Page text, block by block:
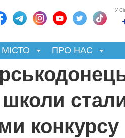
У
МІСТО ПРО НАС
школи
конкурсу